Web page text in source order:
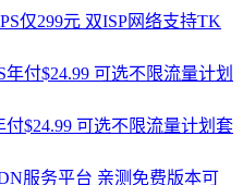
仅299元 双ISP网络支持TK
付$24.99 可选不限流量计划套